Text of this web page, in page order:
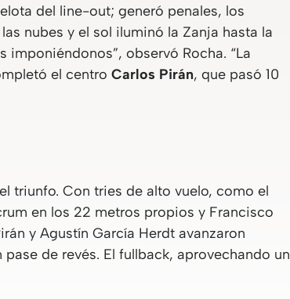
del line-out; generó penales, los
nubes y el sol iluminó la Zanja hasta la
observó Rocha. “La
el centro Carlos Pirán, que pasó 10
triunfo. Con tries de alto vuelo, como el
en los 22 metros propios y Francisco
y Agustín García Herdt avanzaron
de revés. El fullback, aprovechando un